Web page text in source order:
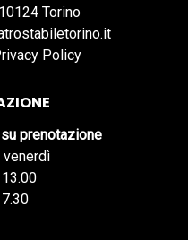
Torino
Policy
prenotazione
venerdì